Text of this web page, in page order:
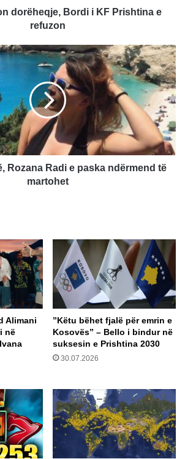
dorëheqje, Bordi i KF Prishtina e
refuzon
Rozana Radi e paska ndërmend të
martohet
Alimani
në
​”Këtu bëhet fjalë për emrin e
Kosovës” – Bello i bindur në
suksesin e Prishtina 2030
30.07.2026